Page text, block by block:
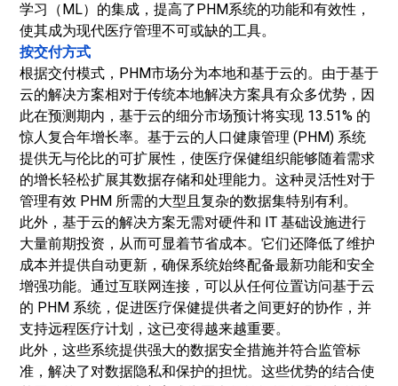
学习（ML）的集成，提高了PHM系统的功能和有效性，
使其成为现代医疗管理不可或缺的工具。
按交付方式
根据交付模式，PHM市场分为本地和基于云的。由于基于
云的解决方案相对于传统本地解决方案具有众多优势，因
此在预测期内，基于云的细分市场预计将实现 13.51% 的
惊人复合年增长率。基于云的人口健康管理 (PHM) 系统
提供无与伦比的可扩展性，使医疗保健组织能够随着需求
的增长轻松扩展其数据存储和处理能力。这种灵活性对于
管理有效 PHM 所需的大型且复杂的数据集特别有利。
此外，基于云的解决方案无需对硬件和 IT 基础设施进行
大量前期投资，从而可显着节省成本。它们还降低了维护
成本并提供自动更新，确保系统始终配备最新功能和安全
增强功能。通过互联网连接，可以从任何位置访问基于云
的 PHM 系统，促进医疗保健提供者之间更好的协作，并
支持远程医疗计划，这已变得越来越重要。
此外，这些系统提供强大的数据安全措施并符合监管标
准，解决了对数据隐私和保护的担忧。这些优势的结合使